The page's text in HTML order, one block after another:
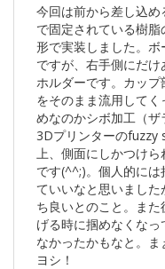
今回は前から差し込
で固定されている樹
形で実装しました。
ですが、右手側にだ
ホルダーです。カッ
をそのまま流用して
めなのかシボ加工（
3Dプリンターのfuzzy
上、側面にしかつけ
です(^^;)。個人的には
ていいなと思いまし
ち良いとのこと。ま
げる時に掴めなくな
なかったかもなと。
ヨシ！